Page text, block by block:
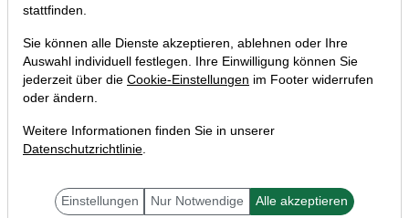
Liebe Trader,
stattfinden.
Sie können alle Dienste akzeptieren, ablehnen oder Ihre
Auswahl individuell festlegen. Ihre Einwilligung können Sie
jederzeit über die Cookie-Einstellungen im Footer widerrufen
oder ändern.
Weitere Informationen finden Sie in unserer
Datenschutzrichtlinie.
Einstellungen Nur Notwendige Alle akzeptieren